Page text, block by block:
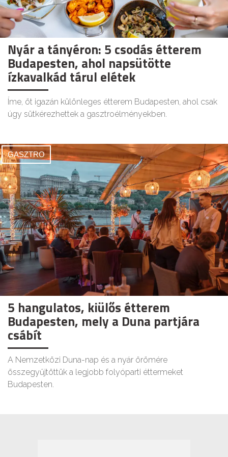
Nyár a tányéron: 5 csodás étterem
Budapesten, ahol napsütötte
ízkavalkád tárul elétek
Íme, öt igazán különleges étterem Budapesten, ahol csak
úgy sütkérezhettek a gasztroélményekben.
GASZTRO
5 hangulatos, kiülős étterem
Budapesten, mely a Duna partjára
csábít
A Nemzetközi Duna-nap és a nyár örömére
összegyűjtöttük a legjobb folyóparti éttermeket
Budapesten.